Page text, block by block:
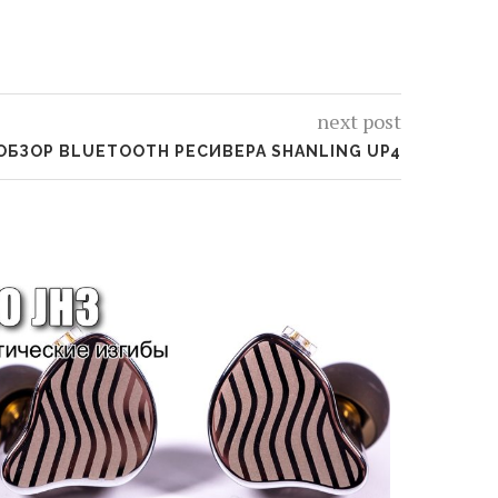
next post
BLUETOOTH РЕСИВЕРА SHANLING UP4